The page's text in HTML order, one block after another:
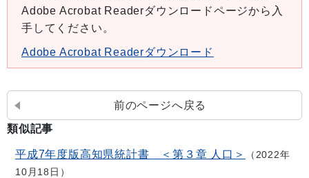
Adobe Acrobat Readerダウンロードページから入
手してください。
Adobe Acrobat Readerダウンロード
前のページへ戻る
類似記事
平成7年度版高知県統計書 ＜第３章 人口＞
2022年
10月18日